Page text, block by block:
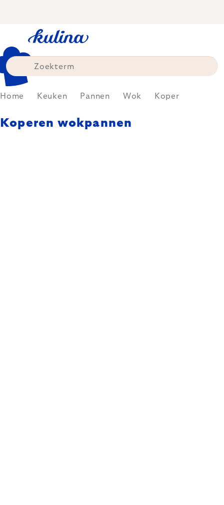
Home Keuken Pannen Wok Koper
Koperen wokpannen